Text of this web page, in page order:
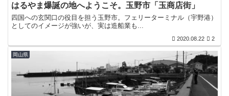
はるやま爆誕の地へようこそ。玉野市「玉商店街」
四国への玄関口の役目を担う玉野市。フェリーターミナル（宇野港）
としてのイメージが強いが、実は造船業も...
2020.08.22 2
岡山県